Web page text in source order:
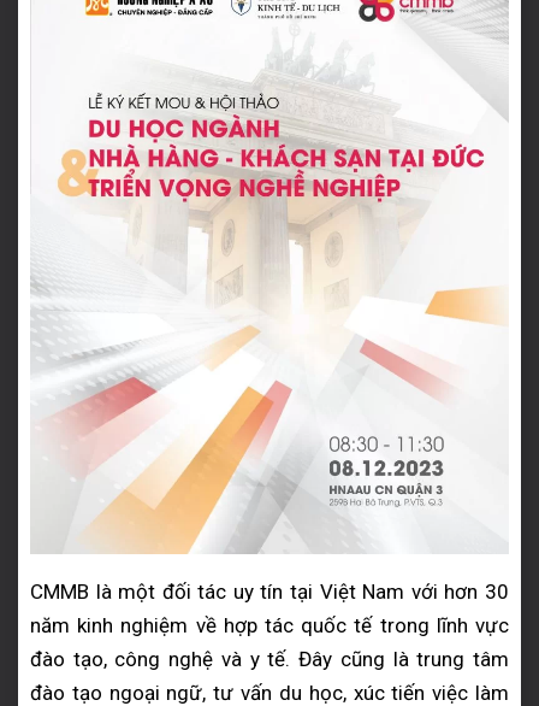
CMMB là một đối tác uy tín tại Việt Nam với hơn 30
năm kinh nghiệm về hợp tác quốc tế trong lĩnh vực
đào tạo, công nghệ và y tế. Đây cũng là trung tâm
đào tạo ngoại ngữ, tư vấn du học, xúc tiến việc làm